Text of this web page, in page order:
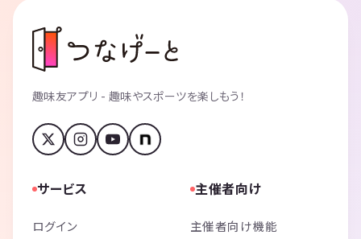
趣味友アプリ - 趣味やスポーツを楽しもう！
サービス
ログイン
主催者向け
主催者向け機能